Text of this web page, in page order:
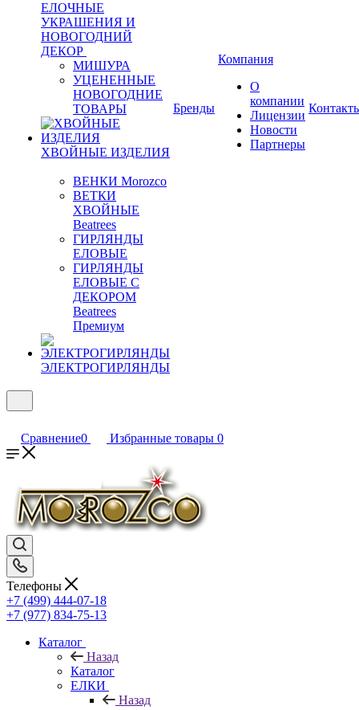
ЕЛОЧНЫЕ
УКРАШЕНИЯ И
НОВОГОДНИЙ
ДЕКОР
МИШУРА
УЦЕНЕННЫЕ
НОВОГОДНИЕ
ТОВАРЫ
ХВОЙНЫЕ ИЗДЕЛИЯ
ВЕНКИ Morozco
ВЕТКИ
ХВОЙНЫЕ
Beatrees
ГИРЛЯНДЫ
ЕЛОВЫЕ
ГИРЛЯНДЫ
ЕЛОВЫЕ С
ДЕКОРОМ
Beatrees
Премиум
ЭЛЕКТРОГИРЛЯНДЫ
Бренды
Компания
О
компании
Лицензии
Новости
Партнеры
Сравнение0 Избранные товары 0
Телефоны
+7 (499) 444-07-18
+7 (977) 834-75-13
Каталог
Назад
Каталог
ЕЛКИ
Назад